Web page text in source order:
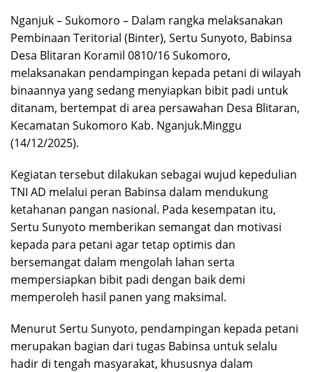
Nganjuk – Sukomoro – Dalam rangka melaksanakan
Pembinaan Teritorial (Binter), Sertu Sunyoto, Babinsa
Desa Blitaran Koramil 0810/16 Sukomoro,
melaksanakan pendampingan kepada petani di wilayah
binaannya yang sedang menyiapkan bibit padi untuk
ditanam, bertempat di area persawahan Desa Blitaran,
Kecamatan Sukomoro Kab. Nganjuk.Minggu
(14/12/2025).
Kegiatan tersebut dilakukan sebagai wujud kepedulian
TNI AD melalui peran Babinsa dalam mendukung
ketahanan pangan nasional. Pada kesempatan itu,
Sertu Sunyoto memberikan semangat dan motivasi
kepada para petani agar tetap optimis dan
bersemangat dalam mengolah lahan serta
mempersiapkan bibit padi dengan baik demi
memperoleh hasil panen yang maksimal.
Menurut Sertu Sunyoto, pendampingan kepada petani
merupakan bagian dari tugas Babinsa untuk selalu
hadir di tengah masyarakat, khususnya dalam